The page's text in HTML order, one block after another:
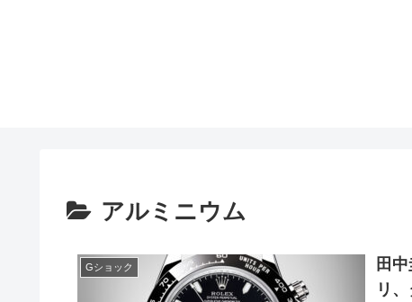
アルミニウム
Gショック
田
リ